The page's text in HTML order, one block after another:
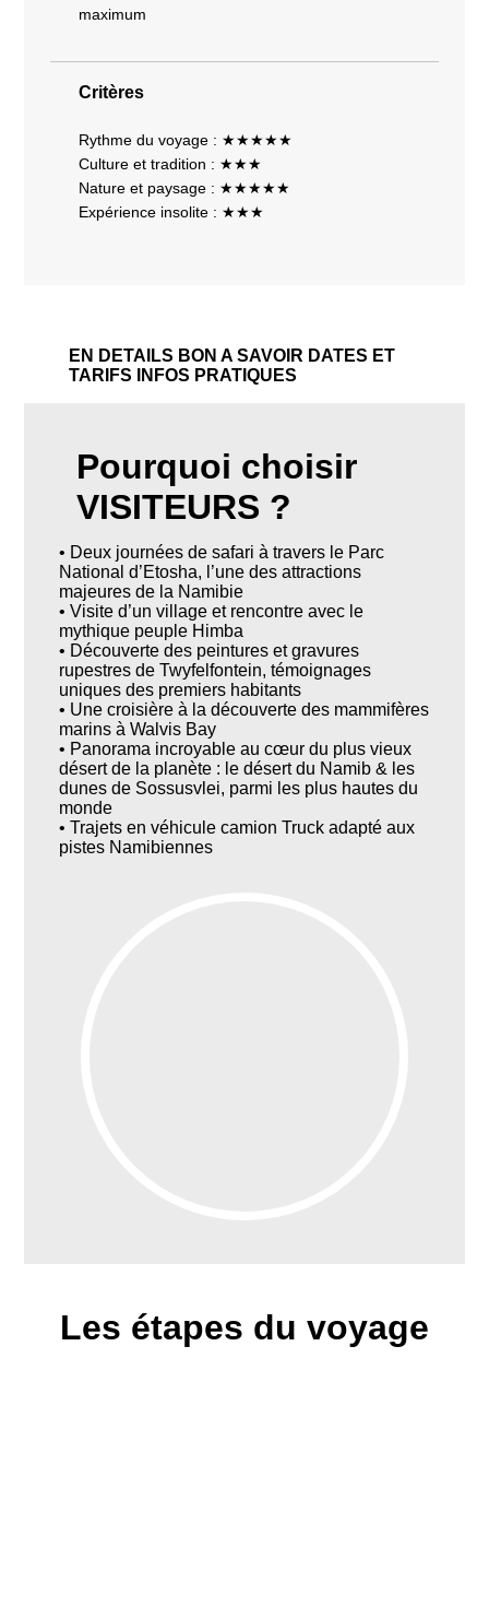
maximum
Critères
Rythme du voyage : ★★★★★
Culture et tradition : ★★★
Nature et paysage : ★★★★★
Expérience insolite : ★★★
EN DETAILS BON A SAVOIR DATES ET
TARIFS
INFOS PRATIQUES
Pourquoi choisir
VISITEURS ?
• Deux journées de safari à travers le Parc
National d’Etosha, l’une des attractions
majeures de la Namibie
• Visite d’un village et rencontre avec le
mythique peuple Himba
• Découverte des peintures et gravures
rupestres de Twyfelfontein, témoignages
uniques des premiers habitants
• Une croisière à la découverte des mammifères
marins à Walvis Bay
• Panorama incroyable au cœur du plus vieux
désert de la planète : le désert du Namib & les
dunes de Sossusvlei, parmi les plus hautes du
monde
• Trajets en véhicule camion Truck adapté aux
pistes Namibiennes
Les étapes du voyage